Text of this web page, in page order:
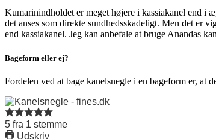
Kumarinindholdet er meget højere i kassiakanel end i
det anses som direkte sundhedsskadeligt. Men det er
end kassiakanel. Jeg kan anbefale at bruge Anandas
Bageform eller ej?
Fordelen ved at bage kanelsnegle i en bageform er, at
5 fra 1 stemme
Udskriv